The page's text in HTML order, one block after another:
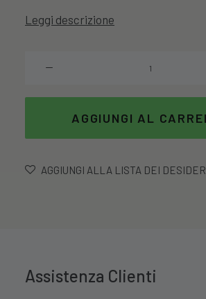
originale
era:
è:
Leggi descrizione
Piatti
Tokyo
quantità
AGGIUNGI AL
AGGIUNGI ALLA LISTA DEI
Assistenza Clienti